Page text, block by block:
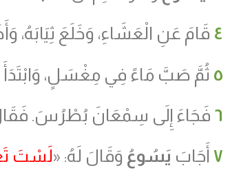
٤ قَامَ عَنِ الْعَشَاءِ، وَخَلَعَ ثِيَابَهُ،
٥ ثُمَّ صَبَّ مَاءً فِي مِغْسَلٍ، وَابْتَدَأَ
٦ فَجَاءَ إِلَى سِمْعَانَ بُطْرُسَ.
٧ أَجَابَ يَسُوعُ وَقَالَ لَهُ: «لَسْتَ